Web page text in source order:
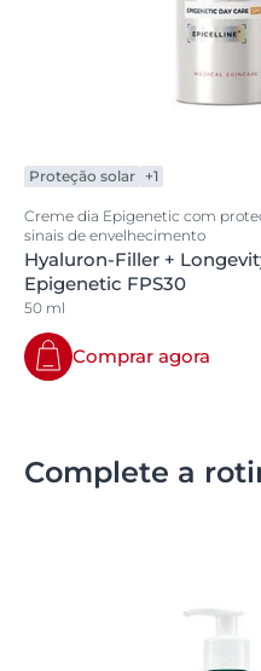
Proteção solar +1
Creme dia Epigenetic com
sinais de envelhecimento
Hyaluron-Filler +
Epigenetic FPS30
50 ml
Comprar agora
Complete a